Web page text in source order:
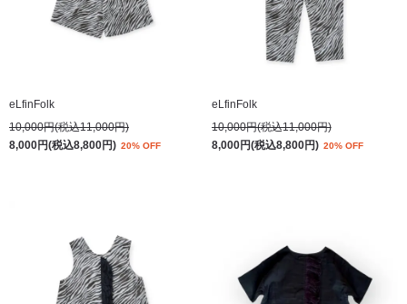
eLfinFolk
10,000円(税込11,000円)
8,000円(税込8,800円) 20% OFF
eLfinFolk
10,000円(税込11,000円)
8,000円(税込8,800円) 20% OFF